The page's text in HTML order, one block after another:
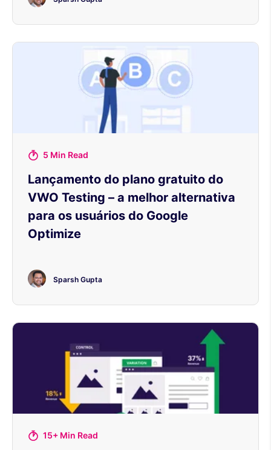
5 Min Read
Lançamento do plano gratuito do
VWO Testing – a melhor alternativa
para os usuários do Google
Optimize
Sparsh Gupta
15+ Min Read